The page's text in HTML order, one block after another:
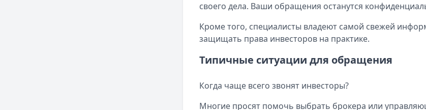
своего дела. Ваши обращения останутся
Кроме того, специалисты владеют самой свежей
защищать права инвесторов на практике.
Типичные ситуации для обращения
Когда чаще всего звонят инвесторы?
Многие просят помочь выбрать брокера или